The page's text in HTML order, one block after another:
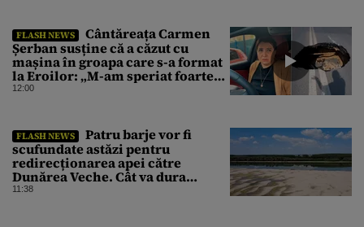
FLASH NEWS
Cântăreața Carmen
Șerban susține că a căzut cu
mașina în groapa care s-a format
la Eroilor: „M-am speriat foarte
tare”
12:00
FLASH NEWS
Patru barje vor fi
scufundate astăzi pentru
redirecționarea apei către
Dunărea Veche. Cât va dura
operațiunea
11:38